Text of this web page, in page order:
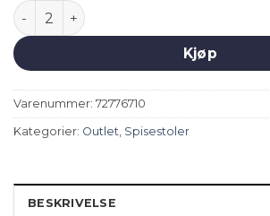
Stefano spisestol antall
Kjøp
Varenummer: 72776710
Kategorier: Outlet Spisestoler
BESKRIVELSE